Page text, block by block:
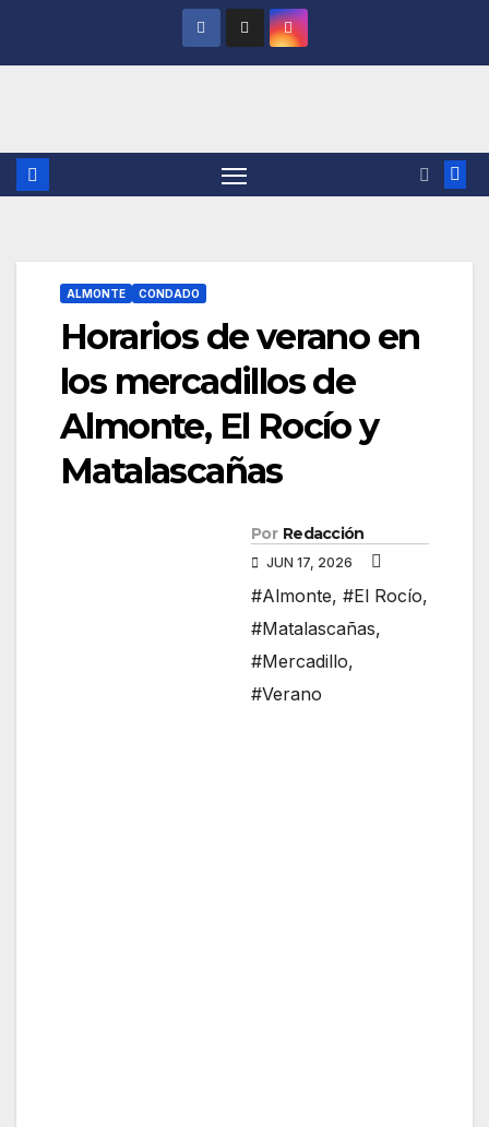
ALMONTE CONDADO
Horarios de verano en
los mercadillos de
Almonte, El Rocío y
Matalascañas
Por Redacción
JUN 17, 2026
#Almonte, #El Rocío,
#Matalascañas,
#Mercadillo,
#Verano